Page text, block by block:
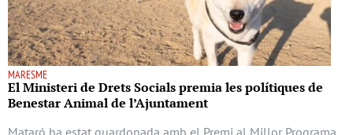
MARESME
El Ministeri de Drets Socials premia les polítiques de
Benestar Animal de l’Ajuntament
Mataró ha estat guardonada amb el Premi al Millor Programa